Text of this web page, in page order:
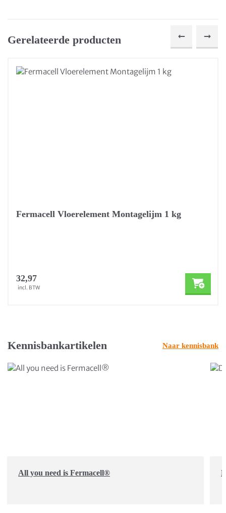
Gerelateerde producten
Fermacell Vloerelement Montagelijm 1 kg
32,97
incl. BTW
Kennisbankartikelen Naar kennisbank
All you need is Fermacell®